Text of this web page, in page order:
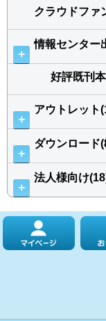
クラウドファ
＋
情報センター
好評既刊
＋
アウトレット
＋
ダウンロード
＋
法人様向け